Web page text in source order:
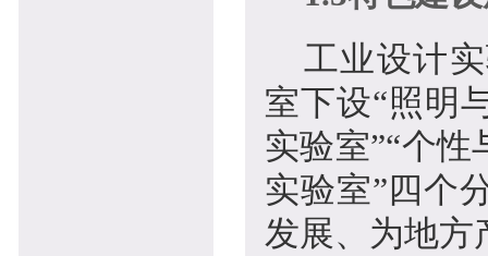
工业设计
室下设“照明
实验室”“个
实验室”四个
发展、为地方